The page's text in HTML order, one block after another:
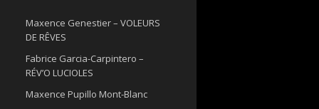
Maxence Genestier – VOLEURS
DE RÊVES
Fabrice Garcia-Carpintero –
RÉV’O LUCIOLES
Maxence Pupillo Mont-Blanc